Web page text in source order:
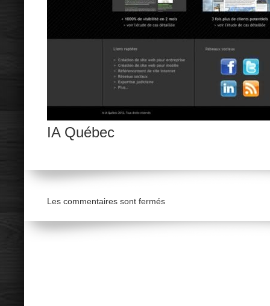
IA Québec
Les commentaires sont fermés